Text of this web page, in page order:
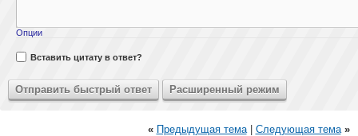
Опции
Вставить цитату в ответ?
« Предыдущая тема| Следующая тема »